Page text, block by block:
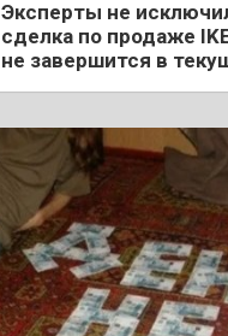
Эксперты не
сделка по продаже
не завершится в